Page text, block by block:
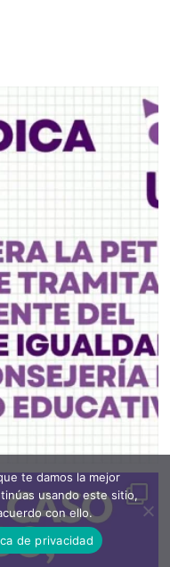
te damos la mejor
usando este sitio,
con ello.
de privacidad